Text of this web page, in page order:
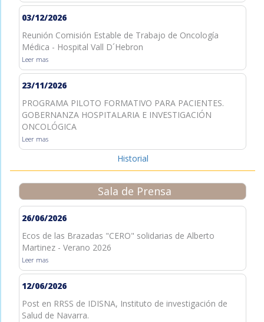
03/12/2026
Reunión Comisión Estable de Trabajo de Oncología
Médica - Hospital Vall D´Hebron
Leer mas
23/11/2026
PROGRAMA PILOTO FORMATIVO PARA PACIENTES.
GOBERNANZA HOSPITALARIA E INVESTIGACIÓN
ONCOLÓGICA
Leer mas
Historial
Sala de Prensa
26/06/2026
Ecos de las Brazadas "CERO" solidarias de Alberto
Martinez - Verano 2026
Leer mas
12/06/2026
Post en RRSS de IDISNA, Instituto de investigación de
Salud de Navarra.